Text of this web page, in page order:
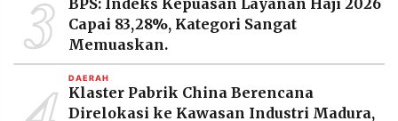
MEDIA
PRAMUDITA
3
BPS: Indeks Kepuasan Layanan Haji 2026
Capai 83,28%, Kategori Sangat
Memuaskan.
DAERAH
Klaster Pabrik China Berencana
Direlokasi ke Kawasan Industri Madura,